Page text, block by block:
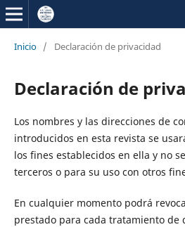
Inicio / Declaración de privacidad
Declaración de
Los nombres y las direcciones de
introducidos en esta revista se
los fines establecidos en ella y no
terceros o para su uso con otros
En cualquier momento podrá
prestado para cada tratamiento de